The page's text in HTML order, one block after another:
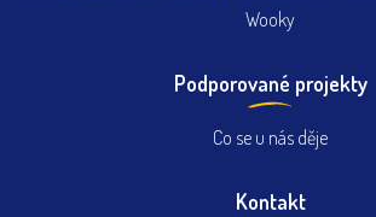
Wooky
Podporované projekty
Co se u nás děje
Kontakt